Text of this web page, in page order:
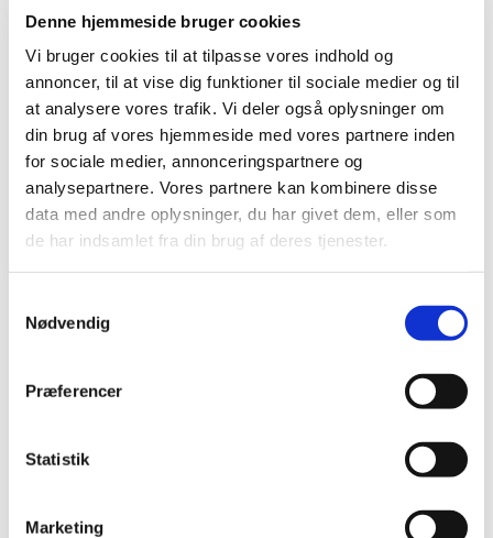
Denne hjemmeside bruger cookies
Vi bruger cookies til at tilpasse vores indhold og
annoncer, til at vise dig funktioner til sociale medier og til
at analysere vores trafik. Vi deler også oplysninger om
din brug af vores hjemmeside med vores partnere inden
for sociale medier, annonceringspartnere og
analysepartnere. Vores partnere kan kombinere disse
data med andre oplysninger, du har givet dem, eller som
de har indsamlet fra din brug af deres tjenester.
Nødvendig
Præferencer
Statistik
Marketing
Fredensborgkirkerne.
Vi glæder os til at modtage din ansøgning!
Kordegn til Det Fælles Kirkekontor for
Asminderød-Grønholt og Humlebæk
16.00